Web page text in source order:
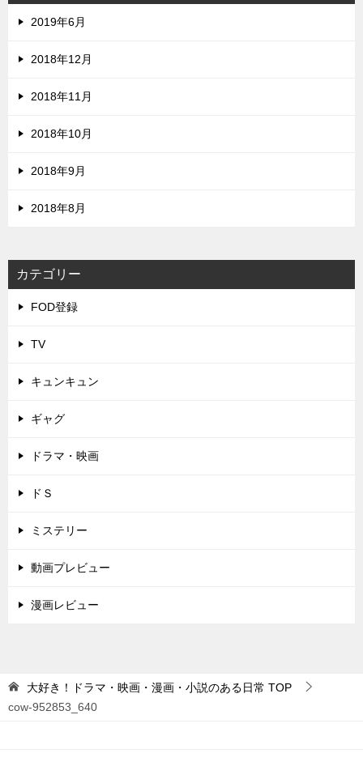
2019年6月
2018年12月
2018年11月
2018年10月
2018年9月
2018年8月
カテゴリー
FOD登録
TV
キュンキュン
ギャグ
ドラマ・映画
ドＳ
ミステリー
動画プレビュー
漫画レビュー
大好き！ドラマ・映画・漫画・小説のある日常 TOP
cow-952853_640